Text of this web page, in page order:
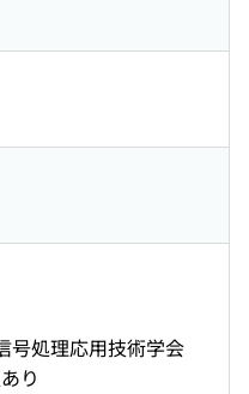
号処理応用技術学会
り